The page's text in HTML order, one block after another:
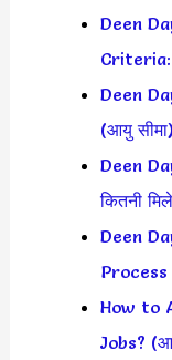
Deen
Deen
(आयु
Deen
कितनी
Deen
Process
How to
Jobs?